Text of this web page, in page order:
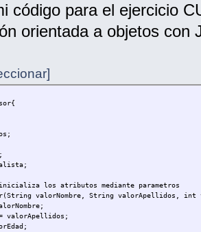
código para el ejercicio
orientada a objetos con
los atributos mediante parametros
valorNombre, String valorApellidos, int